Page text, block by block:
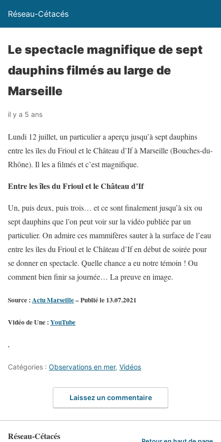
Réseau-Cétacés
Le spectacle magnifique de sept
dauphins filmés au large de
Marseille
il y a 5 ans
Lundi 12 juillet, un particulier a aperçu jusqu’à sept dauphins
entre les îles du Frioul et le Château d’If à Marseille (Bouches-du-
Rhône). Il les a filmés et c’est magnifique.
Entre les îles du Frioul et le Château d’If
Un, puis deux, puis trois… et ce sont finalement jusqu’à six ou
sept dauphins que l’on peut voir sur la vidéo publiée par un
particulier. On admire ces mammifères sauter à la surface de l’eau
entre les îles du Frioul et le Château d’If en début de soirée pour
se donner en spectacle. Quelle chance a eu notre témoin ! Ou
comment bien finir sa journée… La preuve en image.
Source :Actu Marseille– Publié le 13.07.2021
Vidéo de Une :YouTube
.
Catégories : Observations en mer, Vidéos
Laissez un commentaire
Réseau-Cétacés